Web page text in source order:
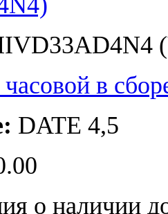
в
DATE 4,5
о наличии